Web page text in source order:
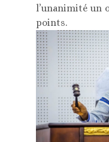
l’unanimité un
points.